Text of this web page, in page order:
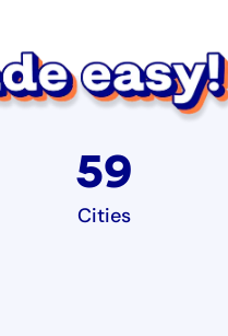
59
Cities